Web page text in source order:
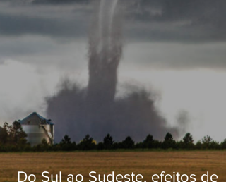
Do Sul ao Sudeste, efeitos de